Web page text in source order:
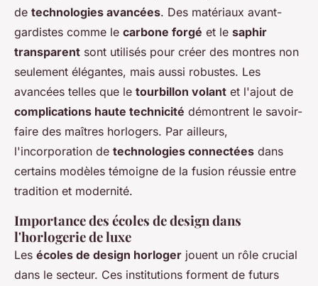
de technologies avancées. Des matériaux avant-
gardistes comme le carbone forgé et le saphir
transparent sont utilisés pour créer des montres non
seulement élégantes, mais aussi robustes. Les
avancées telles que le tourbillon volant et l'ajout de
complications haute technicité démontrent le savoir-
faire des maîtres horlogers. Par ailleurs,
l'incorporation de technologies connectées dans
certains modèles témoigne de la fusion réussie entre
tradition et modernité.
Importance des écoles de design dans
l'horlogerie de luxe
Les écoles de design horloger jouent un rôle crucial
dans le secteur. Ces institutions forment de futurs